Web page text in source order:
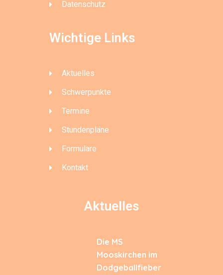
Datenschutz
Wichtige Links
Aktuelles
Schwerpunkte
Termine
Stundenpläne
Formulare
Kontakt
Aktuelles
Die MS
Mooskirchen im
Dodgeballfieber